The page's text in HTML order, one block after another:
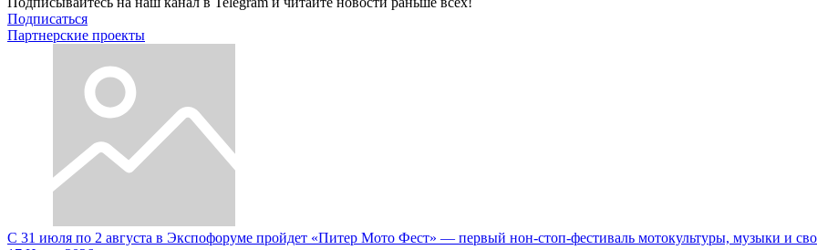
Подписаться
Партнерские проекты
С 31 июля по 2 августа в Экспофоруме пройдет «Питер Мото Фест» — первый нон-стоп-фестиваль мотокультуры, музыки и